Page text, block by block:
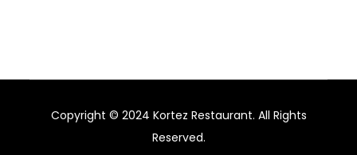
Copyright © 2024 Kortez Restaurant. All Rights
Reserved.